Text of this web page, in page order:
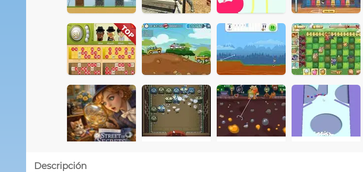
Descripción